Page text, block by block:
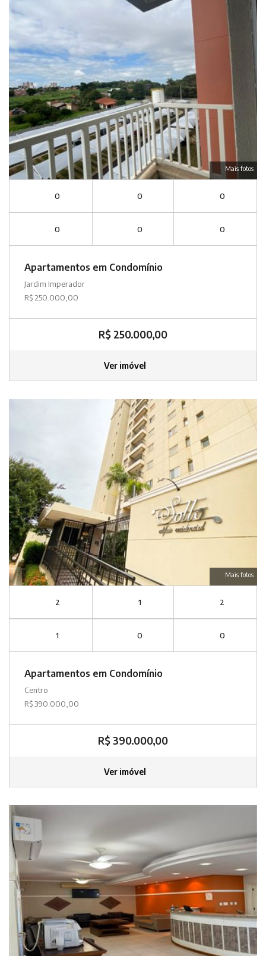
Mais fotos
0 0 0
0 0 0
Apartamentos em Condomínio
Jardim Imperador
R$ 250.000,00
R$ 250.000,00
Ver imóvel
Mais fotos
2 1 2
1 0 0
Apartamentos em Condomínio
Centro
R$ 390.000,00
R$ 390.000,00
Ver imóvel